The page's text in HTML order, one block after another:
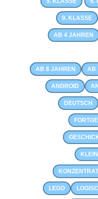
9. KLASSE
AB 4 JAHREN
AB 8 JAHREN AB
ANDROID
DEUTSCH
LEGO